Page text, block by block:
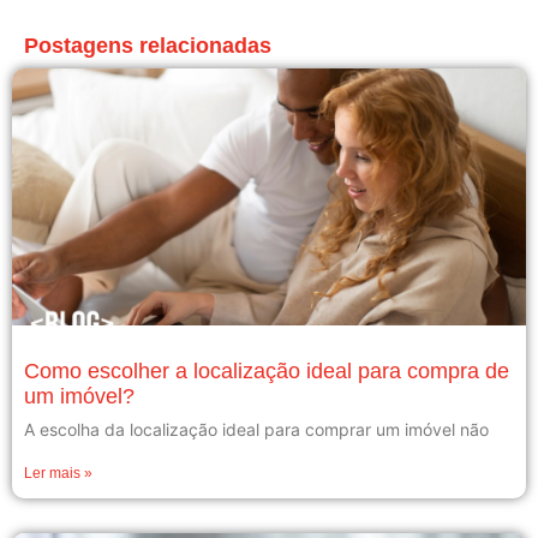
Postagens relacionadas
Como escolher a localização ideal para compra de
um imóvel?
A escolha da localização ideal para comprar um imóvel não
Ler mais »